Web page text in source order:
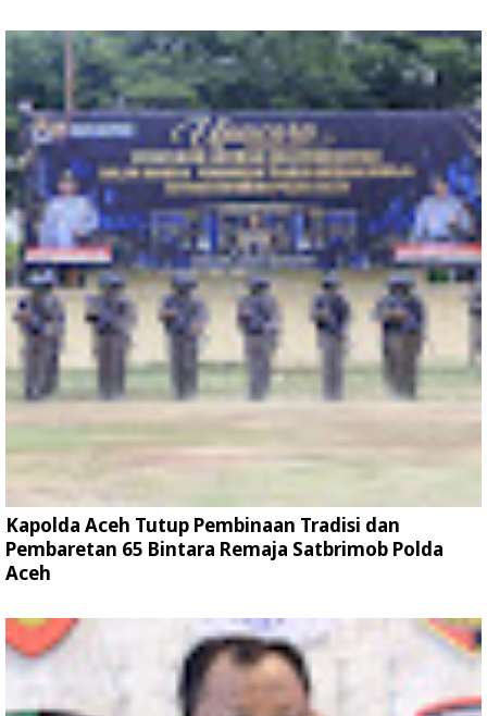
Kapolda Aceh Tutup Pembinaan Tradisi dan
Pembaretan 65 Bintara Remaja Satbrimob Polda
Aceh